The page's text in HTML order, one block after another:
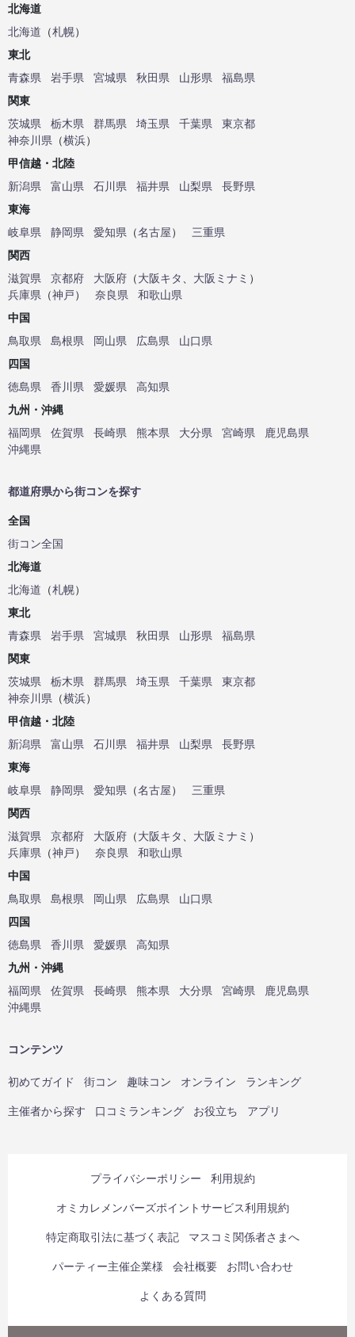
北海道
北海道 （札幌）
東北
青森県
岩手県 宮城県 秋田県 山形県
福島県
関東
茨城県
栃木県 群馬県 埼玉県 千葉県
東京都
神奈川県 （横浜）
甲信越・北陸
新潟県
富山県 石川県 福井県 山梨県
長野県
東海
岐阜県
静岡県 愛知県 （名古屋）
三重県
関西
滋賀県
京都府 大阪府 （大阪キタ 大阪ミナミ ）
兵庫県 （神戸） 奈良県
和歌山県
中国
鳥取県
島根県 岡山県 広島県
山口県
四国
徳島県
香川県 愛媛県
高知県
九州・沖縄
福岡県
佐賀県 長崎県 熊本県 大分県 宮崎県
鹿児島県
沖縄県
都道府県から街コンを探す
全国
街コン全国
北海道
北海道 （札幌）
東北
青森県
岩手県 宮城県 秋田県 山形県
福島県
関東
茨城県
栃木県 群馬県 埼玉県 千葉県
東京都
神奈川県 （横浜）
甲信越・北陸
新潟県
富山県 石川県 福井県 山梨県
長野県
東海
岐阜県
静岡県 愛知県 （名古屋）
三重県
関西
滋賀県
京都府 大阪府 （大阪キタ 大阪ミナミ ）
兵庫県 （神戸） 奈良県
和歌山県
中国
鳥取県
島根県 岡山県 広島県
山口県
四国
徳島県
香川県 愛媛県
高知県
九州・沖縄
福岡県
佐賀県 長崎県 熊本県 大分県 宮崎県
鹿児島県
沖縄県
コンテンツ
初めてガイド 街コン 趣味コン オンライン ランキング
主催者から探す 口コミランキング お役立ち アプリ
プライバシーポリシー 利用規約
オミカレメンバーズポイントサービス利用規約
特定商取引法に基づく表記 マスコミ関係者さまへ
パーティー主催企業様 会社概要 お問い合わせ
よくある質問